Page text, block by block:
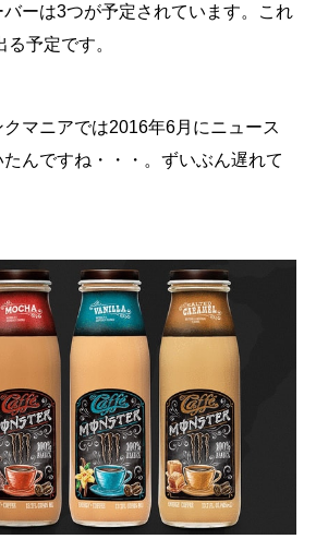
ーは3つが予定されています。これ
予定です。
マニアでは2016年6月にニュース
んですね・・・。ずいぶん遅れて